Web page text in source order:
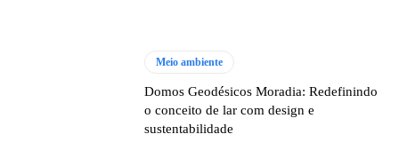
Meio ambiente
Domos Geodésicos Moradia: Redefinindo
o conceito de lar com design e
sustentabilidade